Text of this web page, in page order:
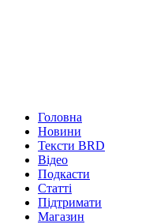
Головна
Новини
Тексти BRD
Відео
Подкасти
Статті
Підтримати
Магазин